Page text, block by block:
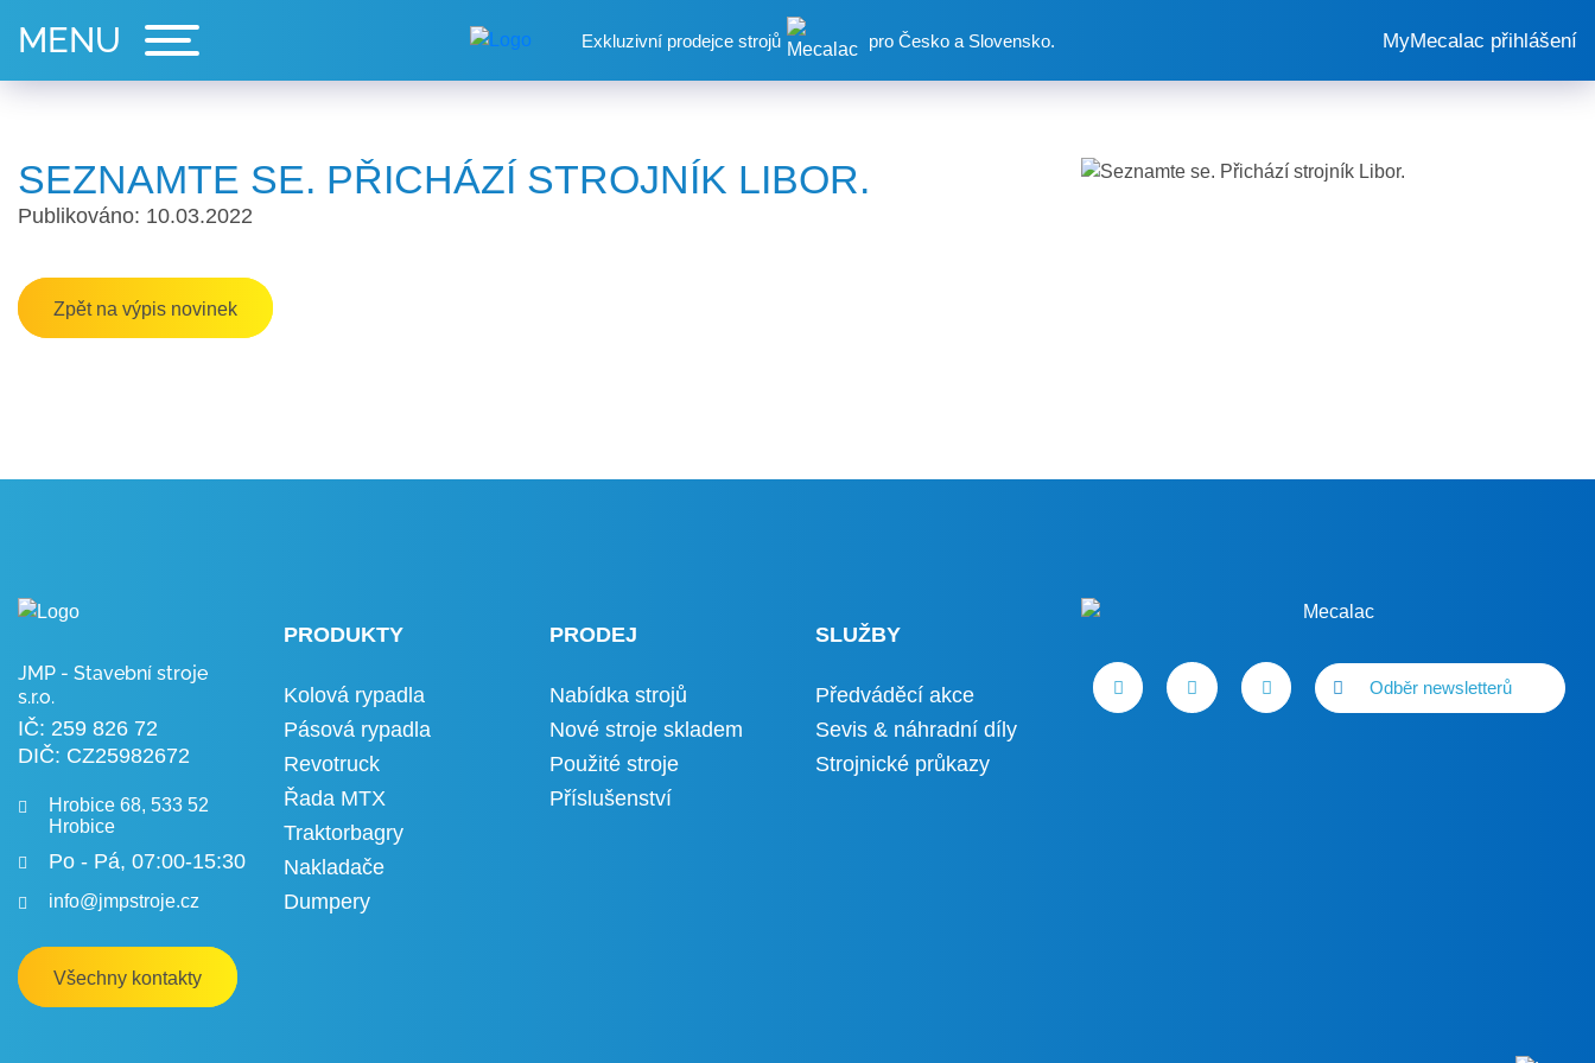
Exkluzivní prodejce strojů pro Česko a Slovensko. MyMecalac přihlášení
SEZNAMTE SE. PŘICHÁZÍ STROJNÍK LIBOR.
Publikováno: 10.03.2022
Zpět na výpis novinek
JMP - Stavební stroje
s.r.o.
IČ: 259 826 72
DIČ: CZ25982672
Hrobice 68, 533 52
Hrobice
Po - Pá, 07:00-15:30
info@jmpstroje.cz
Všechny kontakty
PRODUKTY
Kolová rypadla
Pásová rypadla
Revotruck
Řada MTX
Traktorbagry
Nakladače
Dumpery
PRODEJ
Nabídka strojů
Nové stroje skladem
Použité stroje
Příslušenství
SLUŽBY
Předváděcí akce
Sevis & náhradní díly
Strojnické průkazy
Odběr newsletterů